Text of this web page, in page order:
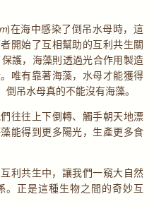
)在海中感染了倒吊水母時，這
開始了互相幫助的互利共生關
護，海藻則透過光合作用製造
唯有靠著海藻，水母才能獲得
吊水母真的不能沒有海藻。
往往上下倒轉、觸手朝天地漂
能得到更多陽光，生產更多食
利共生中，讓我們一窺大自然
。正是這種生物之間的奇妙互